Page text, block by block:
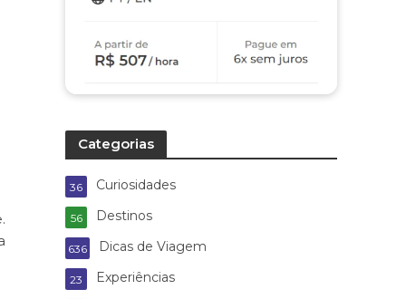
Categorias
Curiosidades
36
Destinos
56
Dicas de Viagem
636
Experiências
23